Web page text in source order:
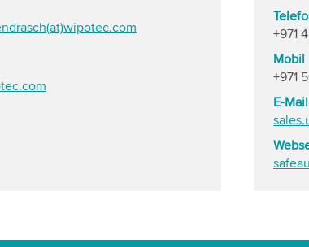
+971
Mobil
+971
E-Mail